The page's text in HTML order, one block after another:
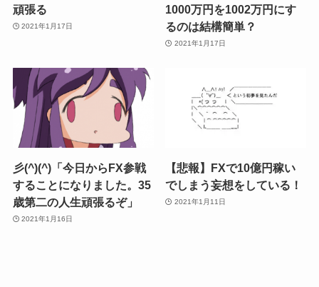
頑張る
2021年1月17日
1000万円を1002万円にす
るのは結構簡単？
2021年1月17日
彡(^)(^)「今日からFX参戦
することになりました。35
歳第二の人生頑張るぞ」
2021年1月16日
【悲報】FXで10億円稼い
でしまう妄想をしている！
2021年1月11日